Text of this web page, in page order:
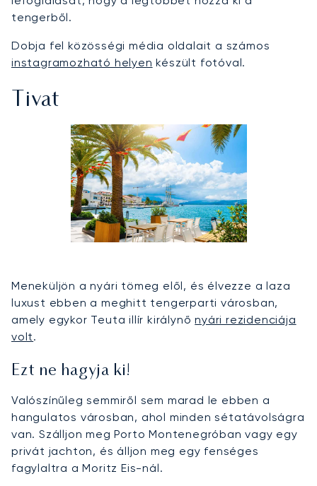
tengerből.
Dobja fel közösségi média oldalait a számos
instagramozható helyen készült fotóval.
Tivat
Meneküljön a nyári tömeg elől, és élvezze a laza
luxust ebben a meghitt tengerparti városban,
amely egykor Teuta illír királynőnyári rezidenciája
volt.
Ezt ne hagyja ki!
Valószínűleg semmiről sem marad le ebben a
hangulatos városban, ahol minden sétatávolságra
van. Szálljon meg Porto Montenegróban vagy egy
privát jachton, és álljon meg egy fenséges
fagylaltra a Moritz Eis-nál.